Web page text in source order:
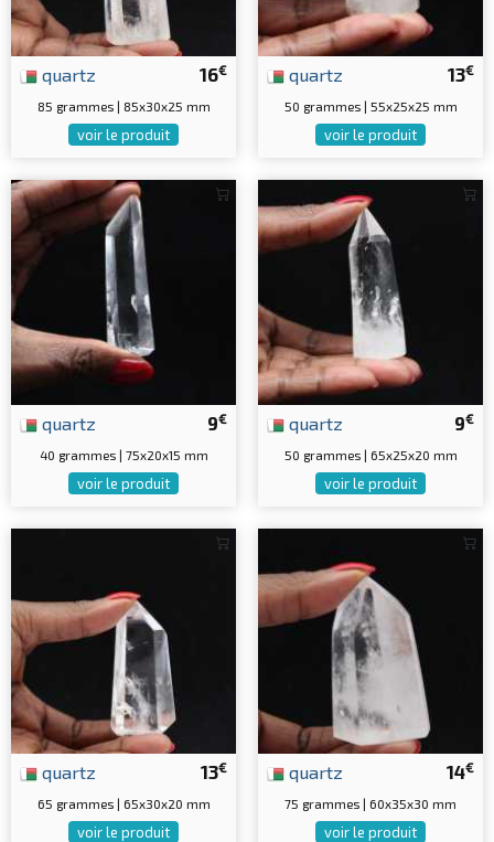
16€
quartz
85 grammes | 85x30x25 mm
voir le produit
13€
quartz
50 grammes | 55x25x25 mm
voir le produit
9€
quartz
40 grammes | 75x20x15 mm
voir le produit
9€
quartz
50 grammes | 65x25x20 mm
voir le produit
13€
quartz
65 grammes | 65x30x20 mm
voir le produit
14€
quartz
75 grammes | 60x35x30 mm
voir le produit